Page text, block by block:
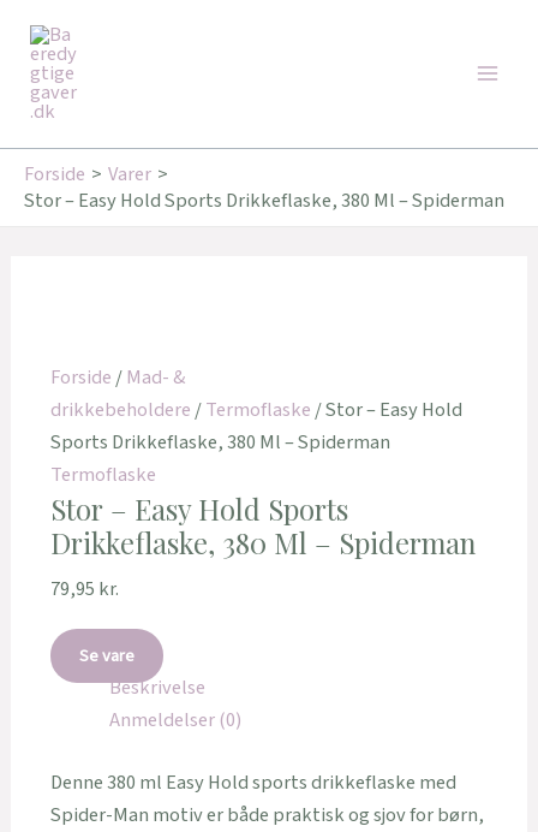
indholdet
Forside
Varer
Stor – Easy Hold Sports Drikkeflaske, 380 Ml – Spiderman
Forside/Mad- &
drikkebeholdere/Termoflaske/ Stor – Easy Hold
Sports Drikkeflaske, 380 Ml – Spiderman
Termoflaske
Stor – Easy Hold Sports
Drikkeflaske, 380 Ml – Spiderman
79,95 kr.
Se vare
Beskrivelse
Anmeldelser (0)
Denne 380 ml Easy Hold sports drikkeflaske med
Spider-Man motiv er både praktisk og sjov for børn,
Tilbud!
Tilbud!
249,95 kr..171,00 kr..
Tilbud!
Tilbud!
199,00 kr..159,20 kr..
Tilbud!
Tilbud!
219,00 kr..175,20 kr..